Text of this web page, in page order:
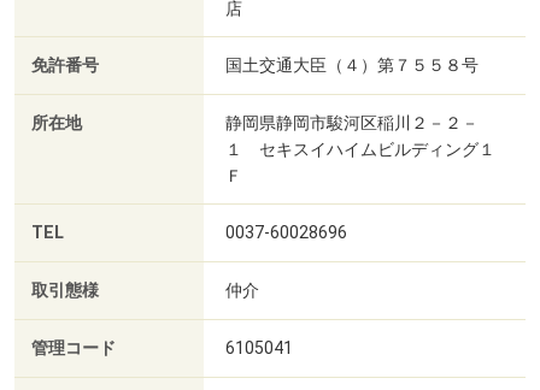
店
免許番号 国土交通大臣（４）第７５５８号
所在地
静岡県静岡市駿河区稲川２－２－
１ セキスイハイムビルディング１
Ｆ
TEL 0037-60028696
取引態様 仲介
管理コード 6105041